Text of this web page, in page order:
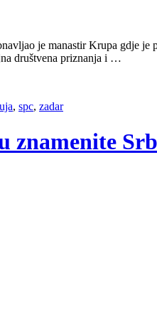
je manastir Krupa gdje
društvena priznanja i …
, spc, zadar
znamenite